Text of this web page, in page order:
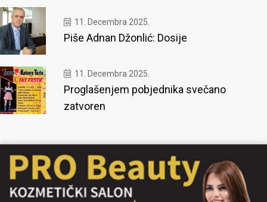
11. Decembra 2025.
Piše Adnan Džonlić: Dosije
11. Decembra 2025.
Proglašenjem pobjednika svečano
zatvoren